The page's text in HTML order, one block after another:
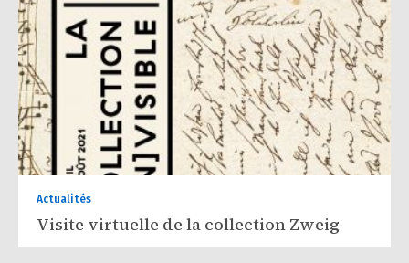
Actualités
Visite virtuelle de la collection Zweig